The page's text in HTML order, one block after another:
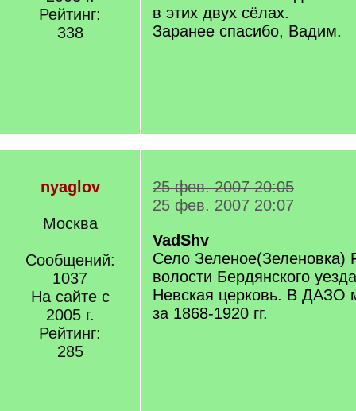
Рейтинг:
338
в этих двух сёлах.
Заранее спасибо, Вадим.
nyaglov
Москва
Сообщений:
1037
На сайте с
2005 г.
Рейтинг:
285
25 фев. 2007 20:05
25 фев. 2007 20:07
VadShv
Село Зеленое(Зеленовка)
волости Бердянского
Невская церковь. В ДАЗО
за 1868-1920 гг.